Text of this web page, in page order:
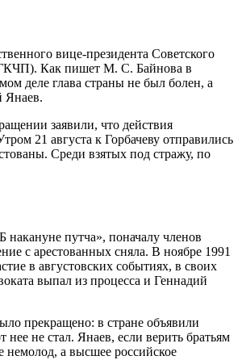
вице-президента Советского
Как пишет М. С. Байнова в
деле глава страны не был болен, а
Янаев.
заявили, что действия
21 августа к Горбачеву отправились
Среди взятых под стражу, по
путча», поначалу членов
с арестованных сняла. В ноябре 1991
в августовских событиях, в своих
выпал из процесса и Геннадий
прекращено: в стране объявили
не стал. Янаев, если верить братьям
а высшее российское